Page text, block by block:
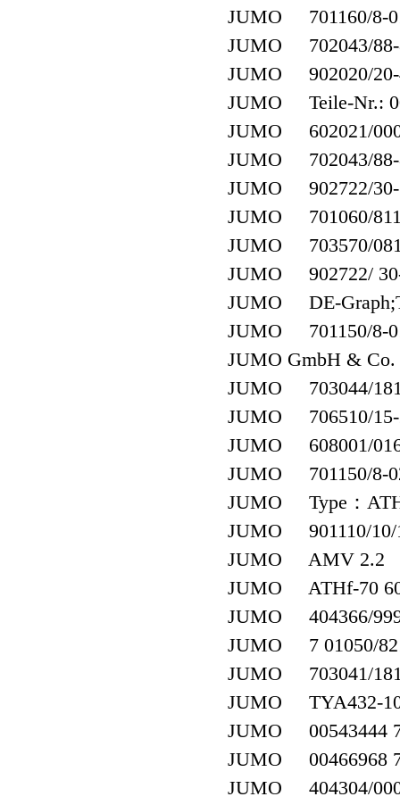
JUMO 701160/8-
JUMO 702043/88-
JUMO 902020/20-
JUMO Teile-Nr.:
JUMO 602021/
JUMO 702043/88-
JUMO 902722/30-
JUMO 701060/
JUMO 703570/
JUMO 902722/ 30-
JUMO DE-
JUMO 701150/8-
JUMO GmbH & Co.
JUMO 703044/
JUMO 706510/15-
JUMO 608001/
JUMO 701150/8-
JUMO Type：
JUMO 901110/10/
JUMO AMV 2.2
JUMO ATHf-70
JUMO 404366/
JUMO 7 01050/
JUMO 703041/
JUMO TYA432-
JUMO 00543444
JUMO 00466968
JUMO 404304/